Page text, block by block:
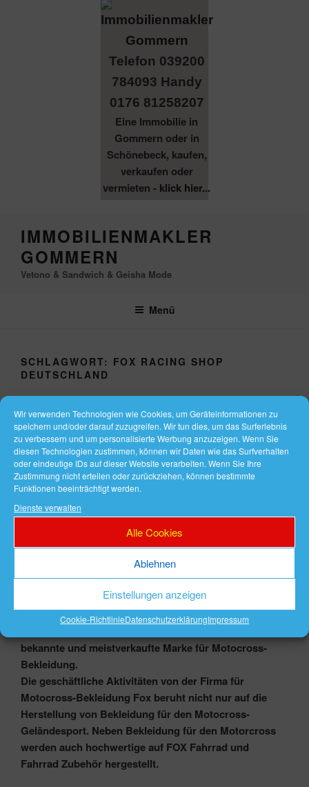
Wir verwenden Technologien wie Cookies, um Geräteinformationen zu
speichern und/oder darauf zuzugreifen. Wir tun dies, um das Surferlebnis
zu verbessern und um personalisierte Werbung anzuzeigen. Wenn Sie
diesen Technologien zustimmen, können wir Daten wie das Surfverhalten
oder eindeutige IDs auf dieser Website verarbeiten. Wenn Sie Ihre
Zustimmung nicht erteilen oder zurückziehen, können bestimmte
Funktionen beeinträchtigt werden.
Dienste verwalten
Alle Cookies
Ablehnen
Einstellungen anzeigen
Cookie-RichtlinieDatenschutzerklärungImpressum
Telefon 039200
784093 Handy
0176 81258207
Eine Immobilie in
Gommern oder in
Schönebeck, kaufen,
verkaufen oder
vermieten - klick hier...
Inhalt
springen
IMMOBILIENMAKLER
GOMMERN
Vetono & Sandwich & Geisha Mode
Menü
SCHLAGWORT: FOX RACING SHOP
DEUTSCHLAND
VERÖFFENTLICHT
AM
NOVEMBER 5, 2018
Fox Motocross-Bekleidung
Fox Motocross-Bekleidung
Im Shop finden Sie Motocross-Bekleidung oder ein
hochwertiges Crossfahrrad.
Motocross-Bekleidung
bekannte und meistverkaufte Marke für Motocross-
Bekleidung.
Die geschäftliche Aktivitäten von der Firma für
Motocross-Bekleidung Fox beruht nicht nur auf die
Herstellung von Bekleidung für den Motocross-
Geländesport. Neben Bekleidung für den Motorcross
werden auch hochwertige auf FOX Fahrrad und
Fahrrad Zubehör hergestellt.